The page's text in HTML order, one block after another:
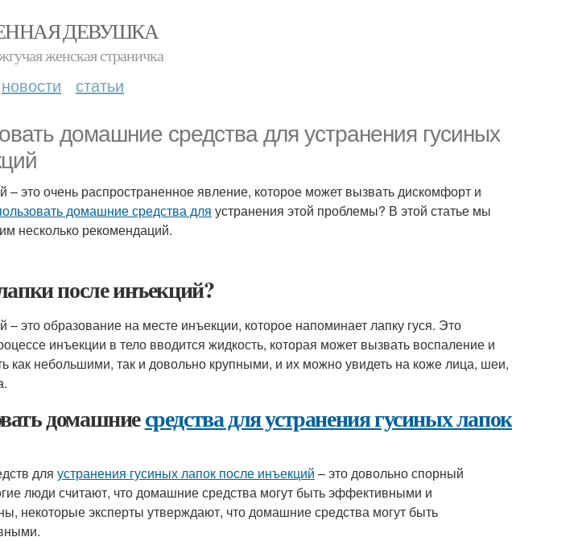
ДЕВУШКА
женская страничка
новости статьи
домашние средства для устранения гусиных
– это очень распространенное явление, которое может вызвать дискомфорт и
домашние средства для устранения этой проблемы? В этой статье мы
несколько рекомендаций.
после инъекций?
– это образование на месте инъекции, которое напоминает лапку гуся. Это
инъекции в тело вводится жидкость, которая может вызвать воспаление и
как небольшими, так и довольно крупными, и их можно увидеть на коже лица, шеи,
домашниесредства для устранения гусиных лапок
для устранения гусиных лапок после инъекций – это довольно спорный
люди считают, что домашние средства могут быть эффективными и
некоторые эксперты утверждают, что домашние средства могут быть